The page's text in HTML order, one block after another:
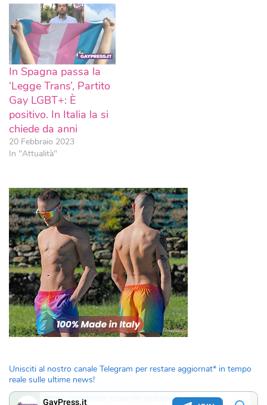
In Spagna passa la
‘Legge Trans’, Partito
Gay LGBT+: È
positivo. In Italia la si
chiede da anni
20 Febbraio 2023
In "Attualità"
Unisciti al nostro canale Telegram per restare aggiornat* in tempo
reale sulle ultime news!